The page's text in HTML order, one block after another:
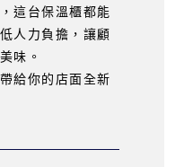
這台保溫櫃都能
人力負擔，讓顧
味。
帶給你的店面全新